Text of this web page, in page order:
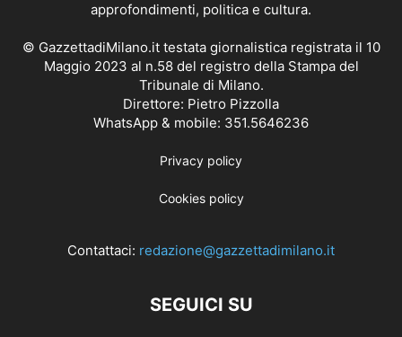
approfondimenti, politica e cultura.
© GazzettadiMilano.it testata giornalistica registrata il 10
Maggio 2023 al n.58 del registro della Stampa del
Tribunale di Milano.
Direttore: Pietro Pizzolla
WhatsApp & mobile: 351.5646236
Privacy policy
Cookies policy
Contattaci: redazione@gazzettadimilano.it
SEGUICI SU